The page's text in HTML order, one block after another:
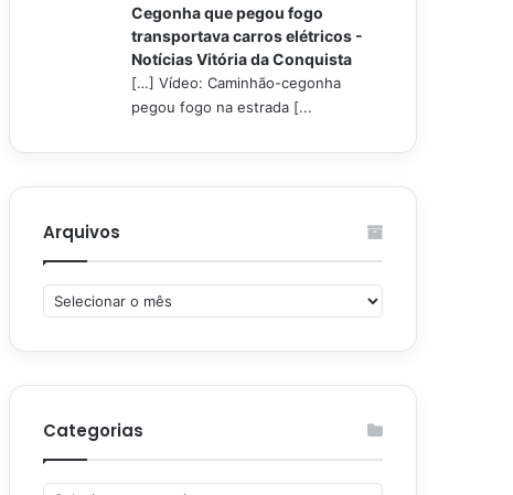
Cegonha que pegou fogo
transportava carros elétricos -
Notícias Vitória da Conquista
[…] Vídeo: Caminhão-cegonha
pegou fogo na estrada [...
Arquivos
Arquivos
Categorias